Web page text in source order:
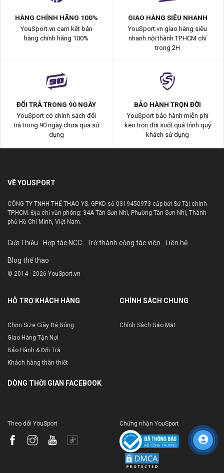
HÀNG CHÍNH HÃNG 100%
YouSport.vn cam kết bán
hàng chính hãng 100%
GIAO HÀNG SIÊU NHANH
YouSport.vn giao hàng siêu
nhanh nội thành TP.HCM chỉ
trong 2H
ĐỔI TRẢ TRONG 90 NGÀY
YouSport có chính sách đổi
trả trong 90 ngày chưa qua sử
dụng
BẢO HÀNH TRỌN ĐỜI
YouSport bảo hành miễn phí
keo trọn đời suốt quá trình quý
khách sử dụng
VỀ YOUSPORT
CÔNG TY TNHH THỂ THAO YS. GPKD số 0319450973 cấp bởi Sở Tài chính
TP.HCM. Địa chỉ văn phòng: 34A Tân Sơn Nhì, Phường Tân Sơn Nhì, Thành
phố Hồ Chí Minh, Việt Nam.
Giới Thiệu Hợp tác NCC Trờ thành cộng tác viên Liên hệ
Blog thể thao
© 2014 - 2026 YouSport.vn
HỖ TRỢ KHÁCH HÀNG
Chọn Size Giày Đá Bóng
Giao Hàng Tận Nơi
Bảo Hành & Đổi Trả
Khách hàng thân thiết
CHÍNH SÁCH CHUNG
Chính Sách Bảo Mật
DÒNG THỜI GIAN FACEBOOK
Theo dõi YouSport Chứng nhận YouSport